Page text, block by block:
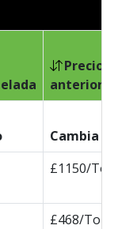
Precio
anterior/
Cambia
£1150/Ton
£468/Ton